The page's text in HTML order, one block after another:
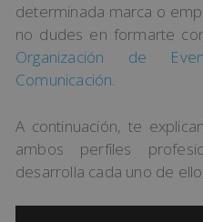
determinada marca o
no dudes en formarte
Organización de
Comunicación.
A continuación, te
ambos perfiles
desarrolla cada uno de